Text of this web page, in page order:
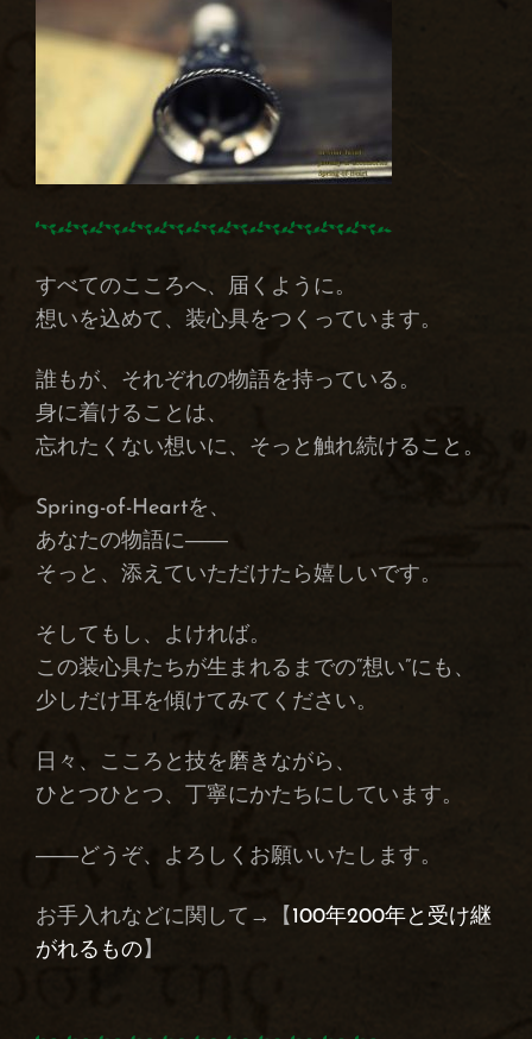
すべてのこころへ、届くように。
想いを込めて、装心具をつくっています。
誰もが、それぞれの物語を持っている。
身に着けることは、
忘れたくない想いに、そっと触れ続けること。
Spring-of-Heartを、
あなたの物語に――
そっと、添えていただけたら嬉しいです。
そしてもし、よければ。
この装心具たちが生まれるまでの“想い”にも、
少しだけ耳を傾けてみてください。
日々、こころと技を磨きながら、
ひとつひとつ、丁寧にかたちにしています。
――どうぞ、よろしくお願いいたします。
お手入れなどに関して→【 100年200年と受け継
がれるもの】